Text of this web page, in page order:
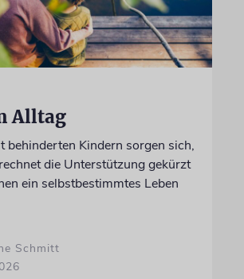
Alltag
behinderten Kindern sorgen sich,
die Unterstützung gekürzt
ein selbstbestimmtes Leben
Schmitt